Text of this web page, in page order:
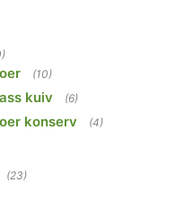
(10)
kuiv (6)
konserv (4)
(23)